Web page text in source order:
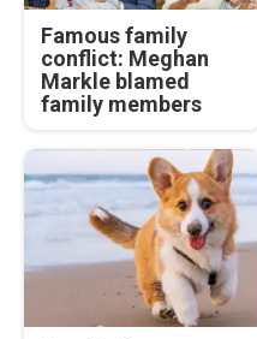
Famous family
conflict: Meghan
Markle blamed
family members